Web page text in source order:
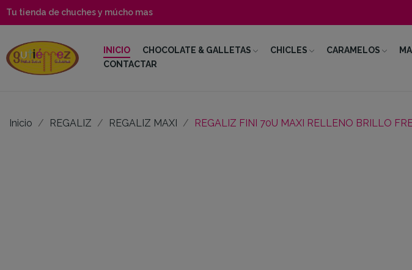
Tu tienda de chuches y múcho mas
INICIO CHOCOLATE & GALLETAS CHICLES CARAMELOS
CONTACTAR
Inicio REGALIZ REGALIZ MAXI REGALIZ FINI 70U MAXI RELLENO BRILLO